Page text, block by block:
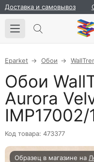
Доставка и самовывоз
Eparket Обои
Обои
Aurora
IMP17002/
Код товара: 473377
Образец в магазине на